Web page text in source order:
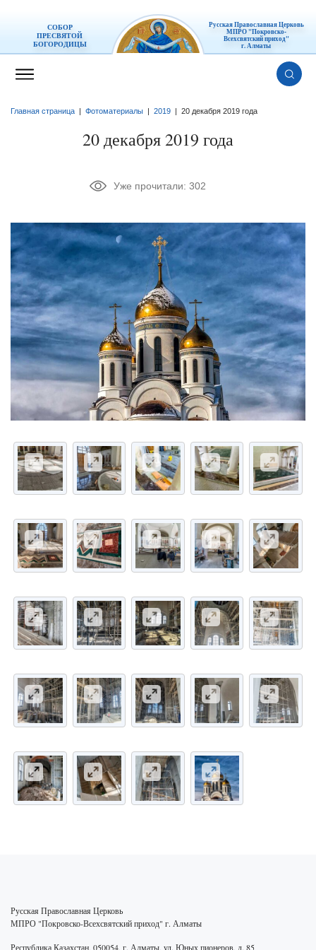
СОБОР
ПРЕСВЯТОЙ
БОГОРОДИЦЫ
Русская Православная Церковь
МПРО "Покровско-
Всехсвятский приход"
г. Алматы
Главная страница Фотоматериалы 2019 20 декабря 2019 года
20 декабря 2019 года
Уже прочитали: 302
Русская Православная Церковь
МПРО "Покровско-Всехсвятский приход" г. Алматы
Республика Казахстан, 050054, г. Алматы, ул. Юных пионеров, д. 85